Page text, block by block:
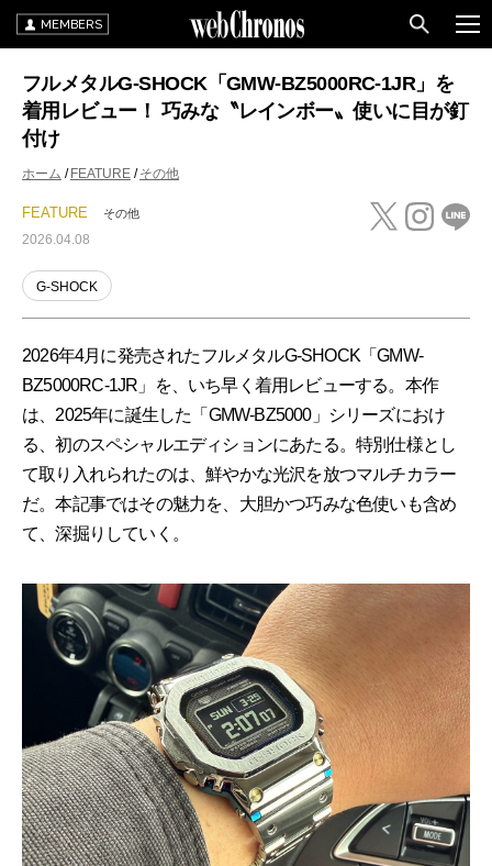
MEMBERS
フルメタルG-SHOCK「GMW-BZ5000RC-1JR」を
着用レビュー！ 巧みな〝レインボー〟使いに目が釘
付け
ホーム FEATURE その他
FEATURE その他
2026.04.08
G-SHOCK
2026年4月に発売されたフルメタルG-SHOCK「GMW-
BZ5000RC-1JR」を、いち早く着用レビューする。本作
は、2025年に誕生した「GMW-BZ5000」シリーズにおけ
る、初のスペシャルエディションにあたる。特別仕様とし
て取り入れられたのは、鮮やかな光沢を放つマルチカラー
だ。本記事ではその魅力を、大胆かつ巧みな色使いも含め
て、深掘りしていく。